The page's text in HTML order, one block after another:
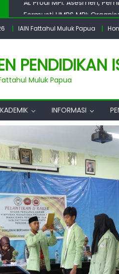
Formusti HMPS MPI:
Prodi MPI IAIN Papua Siap
Workshop Prodi MPI :
AL Prodi MPI: Asesmen,
IAIN Fattahul Muluk Papua
PENDIDIKAN
Muluk Papua
INFORMASI